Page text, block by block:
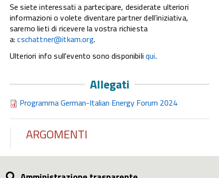
Se siete interessati a partecipare, desiderate ulteriori
informazioni o volete diventare partner dell’iniziativa,
saremo lieti di ricevere la vostra richiesta
a:cschattner@itkam.org.
Ulteriori info sull'evento sono disponibiliqui.
Allegati
Programma German-Italian Energy Forum 2024
ARGOMENTI